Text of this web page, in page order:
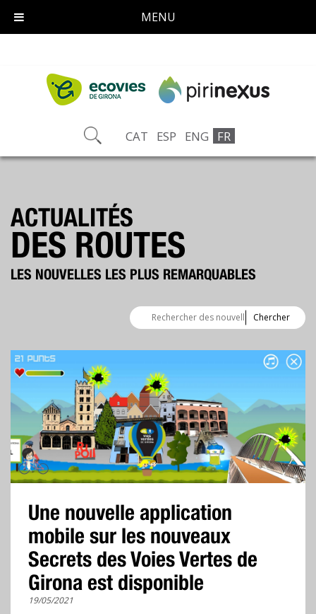
CAT ESP ENG FR
ACTUALITÉS
DES ROUTES
LES NOUVELLES LES PLUS REMARQUABLES
Moteur
de
de
Une nouvelle application
mobile sur les nouveaux
Secrets des Voies Vertes de
Girona est disponible
19/05/2021
MENU